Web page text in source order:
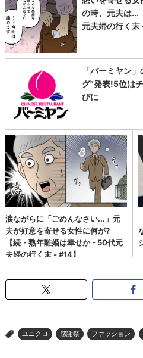
> ユニクロ 感謝祭 ファッション